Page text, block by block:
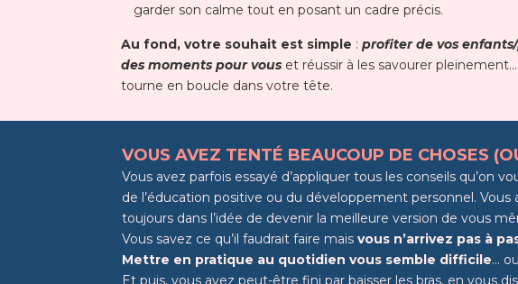
garder son calme tout en posant un cadre précis.
Au fond, votre souhait est simple :profiter de vos
des moments pour vous et réussir à les savourer
tourne en boucle dans votre tête.
VOUS AVEZ TENTÉ BEAUCOUP DE CHOSES
Vous avez parfois essayé d’appliquer tous les conseils qu’on
de l’éducation positive ou du développement personnel.
toujours dans l’idée de devenir la meilleure version de vous
Vous savez ce qu’il faudrait faire mais vous n’arrivez pas à
Mettre en pratique au quotidien vous semble difficile…
Et puis, vous avez peut-être fini par baisser les bras, en vous